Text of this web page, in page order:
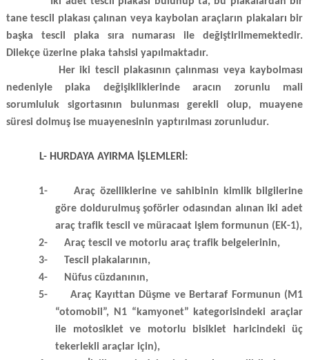
tane tescil plakası çalınan veya kaybolan araçların plakaları bir
başka tescil plaka sıra numarası ile değiştirilmemektedir.
Dilekçe üzerine plaka tahsisi yapılmaktadır.
Her iki tescil plakasının çalınması veya kaybolması
nedeniyle plaka değişikliklerinde aracın zorunlu mali
sorumluluk sigortasının bulunması gerekli olup, muayene
süresi dolmuş ise muayenesinin yaptırılması zorunludur.
L- HURDAYA AYIRMA İŞLEMLERİ:
1-
Araç özelliklerine ve sahibinin kimlik bilgilerine
göre doldurulmuş şoförler odasından alınan iki adet
araç trafik tescil ve müracaat işlem formunun (EK-1),
2-
Araç tescil ve motorlu araç trafik belgelerinin,
3-
Tescil plakalarının,
4-
Nüfus cüzdanının,
5-
Araç Kayıttan Düşme ve Bertaraf Formunun (M1
“otomobil”, N1 “kamyonet” kategorisindeki araçlar
ile motosiklet ve motorlu bisiklet haricindeki üç
tekerlekli araçlar için),